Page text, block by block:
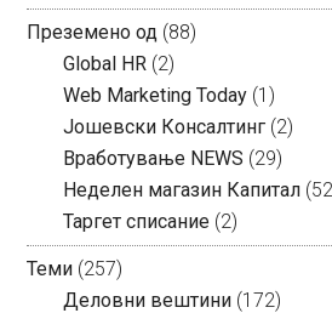
Преземено од (88)
Global HR (2)
Web Marketing Today (1)
Јошевски Консалтинг (2)
Вработување NEWS (29)
Неделен магазин Капитал
Таргет списание (2)
Теми (257)
Деловни вештини (172)